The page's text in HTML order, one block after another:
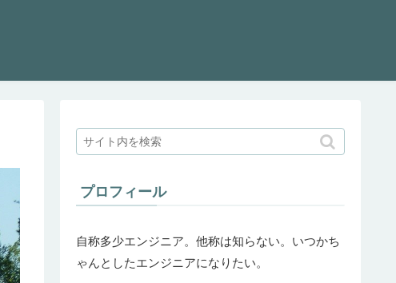
プロフィール
自称多少エンジニア。他称は知らない。いつかち
ゃんとしたエンジニアになりたい。